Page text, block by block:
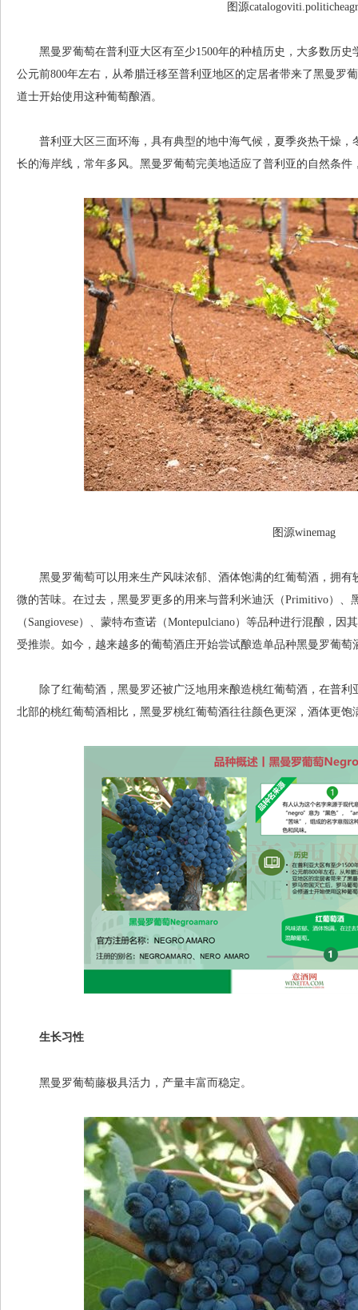
图源
黑曼罗葡萄在普利亚大区有至少1500年的种植历史，大多数历史
公元前800年左右，从希腊迁移至普利亚地区的定居者带来了黑曼罗
道士开始使用这种葡萄酿酒。
普利亚大区三面环海，具有典型的地中海气候，夏季炎热干燥，
长的海岸线，常年多风。黑曼罗葡萄完美地适应了普利亚的自然条
图源winemag
黑曼罗葡萄可以用来生产风味浓郁、酒体饱满的红葡萄酒，拥有
微的苦味。在过去，黑曼罗更多的用来与普利米迪沃（Primitivo）、
（Sangiovese）、蒙特布查诺（Montepulciano）等品种进行混酿，
受推崇。如今，越来越多的葡萄酒庄开始尝试酿造单品种黑曼罗葡萄
除了红葡萄酒，黑曼罗还被广泛地用来酿造桃红葡萄酒，在普利
北部的桃红葡萄酒相比，黑曼罗桃红葡萄酒往往颜色更深，酒体更饱
生长习性
黑曼罗葡萄藤极具活力，产量丰富而稳定。